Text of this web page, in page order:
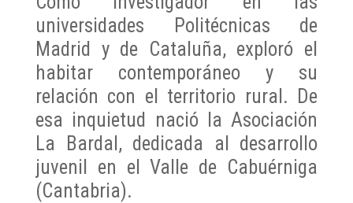
universidades Politécnicas de
Madrid y de Cataluña, exploró el
habitar contemporáneo y su
relación con el territorio rural. De
esa inquietud nació la Asociación
La Bardal, dedicada al desarrollo
juvenil en el Valle de Cabuérniga
(Cantabria).